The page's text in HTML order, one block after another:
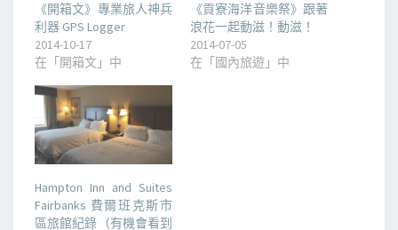
《開箱文》專業旅人神兵
利器 GPS Logger
2014-10-17
在「開箱文」中
《貢寮海洋音樂祭》跟著
浪花一起動滋！動滋！
2014-07-05
在「國內旅遊」中
Hampton Inn and Suites
Fairbanks 費爾班克斯市
區旅館紀錄（有機會看到